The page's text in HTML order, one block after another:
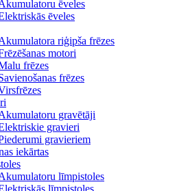
ēveles
ēveles
riģipša frēzes
motori
frēzes
frēzes
gravētāji
gravieri
gravieriem
iekārtas
līmpistoles
līmpistoles